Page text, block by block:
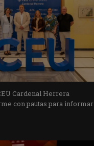
Cardenal Herrera
con pautas para informar